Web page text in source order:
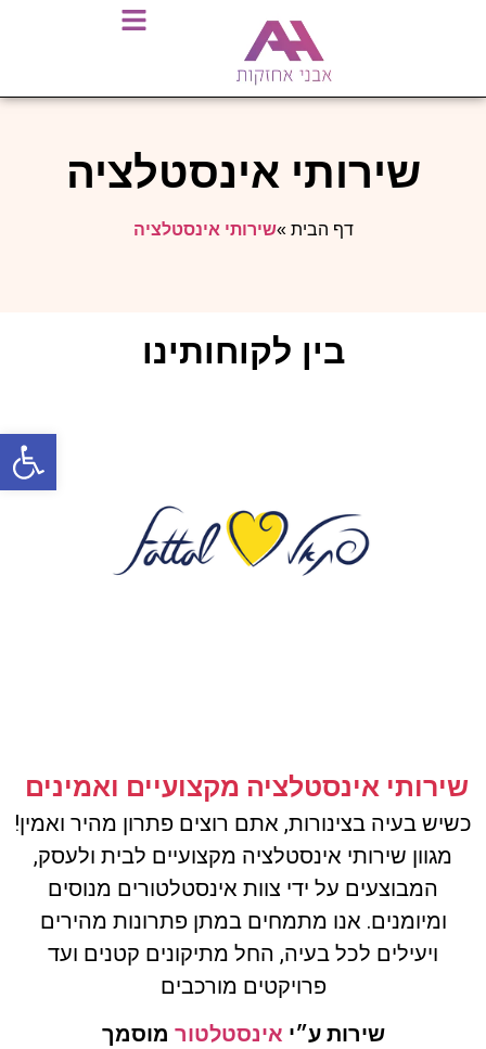
שירותי אינסטלציה
דף הבית »שירותי אינסטלציה
בין לקוחותינו
שירותי אינסטלציה מקצועיים ואמינים
כשיש בעיה בצינורות, אתם רוצים פתרון מהיר ואמין!
מגוון שירותי אינסטלציה מקצועיים לבית ולעסק,
המבוצעים על ידי צוות אינסטלטורים מנוסים
ומיומנים. אנו מתמחים במתן פתרונות מהירים
ויעילים לכל בעיה, החל מתיקונים קטנים ועד
פרויקטים מורכבים
שירות ע״י אינסטלטור מוסמך
פתח